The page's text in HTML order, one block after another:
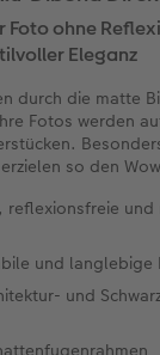
Services
myPhotos
Holz
Print
Anlässe
myPhotos
myPhotos
und Hilfe
Foto ohne
Eleganz
durch die matte
Fotos werden
so den
reflexionsfreie und
und langlebige
und